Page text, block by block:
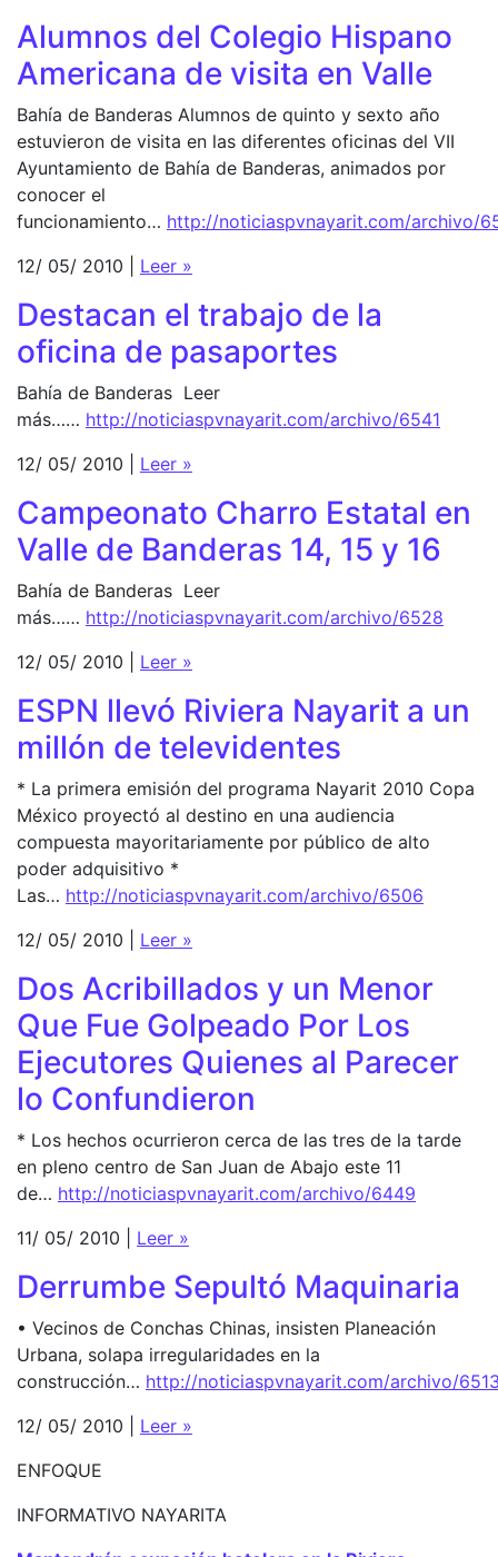
Alumnos del Colegio Hispano
Americana de visita en Valle
Bahía de Banderas Alumnos de quinto y sexto año
estuvieron de visita en las diferentes oficinas del VII
Ayuntamiento de Bahía de Banderas, animados por
conocer el
funcionamiento… http://noticiaspvnayarit.com/archivo/
12/ 05/ 2010 | Leer »
Destacan el trabajo de la
oficina de pasaportes
Bahía de Banderas Leer
más…… http://noticiaspvnayarit.com/archivo/6541
12/ 05/ 2010 | Leer »
Campeonato Charro Estatal en
Valle de Banderas 14, 15 y 16
Bahía de Banderas Leer
más…… http://noticiaspvnayarit.com/archivo/6528
12/ 05/ 2010 | Leer »
ESPN llevó Riviera Nayarit a un
millón de televidentes
* La primera emisión del programa Nayarit 2010 Copa
México proyectó al destino en una audiencia
compuesta mayoritariamente por público de alto
poder adquisitivo *
Las… http://noticiaspvnayarit.com/archivo/6506
12/ 05/ 2010 | Leer »
Dos Acribillados y un Menor
Que Fue Golpeado Por Los
Ejecutores Quienes al Parecer
lo Confundieron
* Los hechos ocurrieron cerca de las tres de la tarde
en pleno centro de San Juan de Abajo este 11
de… http://noticiaspvnayarit.com/archivo/6449
11/ 05/ 2010 | Leer »
Derrumbe Sepultó Maquinaria
• Vecinos de Conchas Chinas, insisten Planeación
Urbana, solapa irregularidades en la
construcción… http://noticiaspvnayarit.com/archivo/
12/ 05/ 2010 | Leer »
ENFOQUE
INFORMATIVO NAYARITA